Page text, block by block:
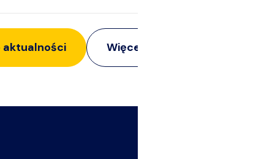
aktualności Więcej z: